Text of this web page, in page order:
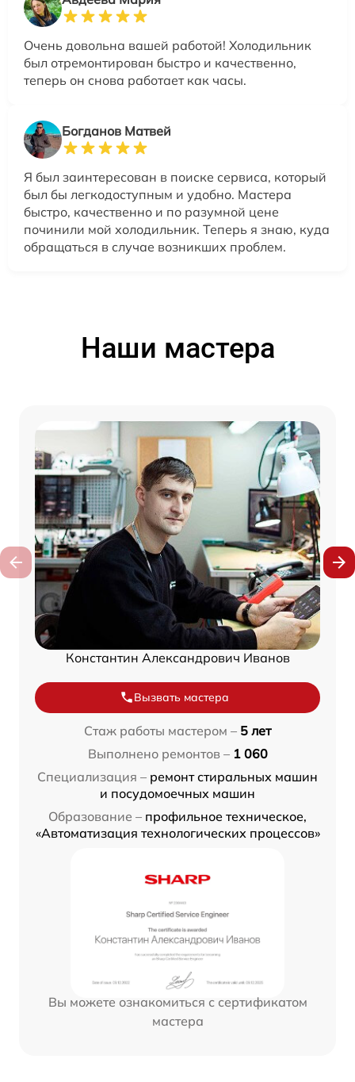
Очень довольна вашей работой! Холодильник
был отремонтирован быстро и качественно,
теперь он снова работает как часы.
Богданов Матвей
Я был заинтересован в поиске сервиса, который
был бы легкодоступным и удобно. Мастера
быстро, качественно и по разумной цене
починили мой холодильник. Теперь я знаю, куда
обращаться в случае возникших проблем.
Наши мастера
Константин Александрович Иванов
Вызвать мастера
Стаж работы мастером – 5 лет
Выполнено ремонтов – 1 060
Специализация – ремонт стиральных машин
и посудомоечных машин
Образование – профильное техническое,
«Автоматизация технологических процессов»
Вы можете ознакомиться с сертификатом
мастера